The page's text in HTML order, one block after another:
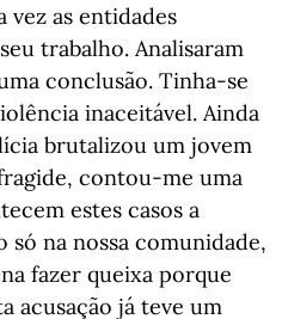
as entidades
trabalho. Analisaram
conclusão. Tinha-se
inaceitável. Ainda
brutalizou um jovem
contou-me uma
estes casos a
só na nossa comunidade,
fazer queixa porque
acusação já teve um